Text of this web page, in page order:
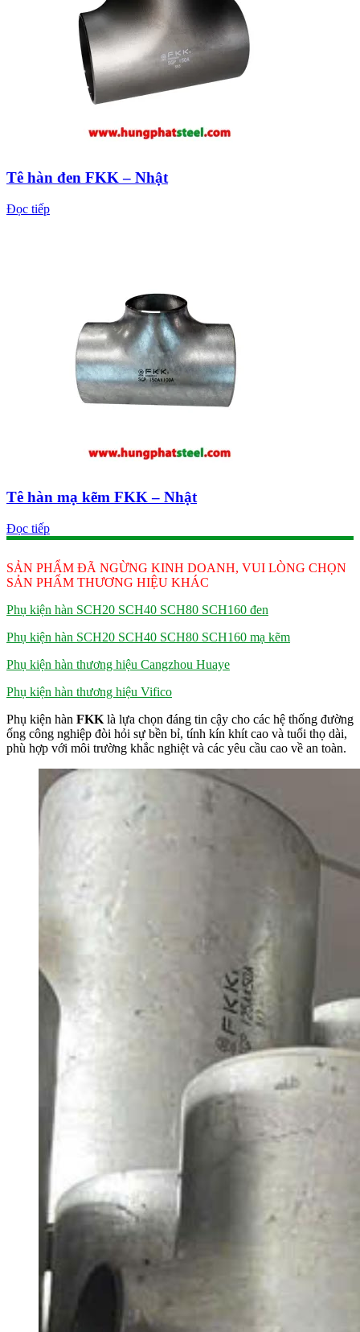
Tê hàn đen FKK – Nhật
Đọc tiếp
Tê hàn mạ kẽm FKK – Nhật
Đọc tiếp
SẢN PHẨM ĐÃ NGỪNG KINH DOANH, VUI LÒNG CHỌN
SẢN PHẨM THƯƠNG HIỆU KHÁC
Phụ kiện hàn SCH20 SCH40 SCH80 SCH160 đen
Phụ kiện hàn SCH20 SCH40 SCH80 SCH160 mạ kẽm
Phụ kiện hàn thương hiệu Cangzhou Huaye
Phụ kiện hàn thương hiệu Vifico
Phụ kiện hàn FKK là lựa chọn đáng tin cậy cho các hệ thống đường
ống công nghiệp đòi hỏi sự bền bỉ, tính kín khít cao và tuổi thọ dài,
phù hợp với môi trường khắc nghiệt và các yêu cầu cao về an toàn.